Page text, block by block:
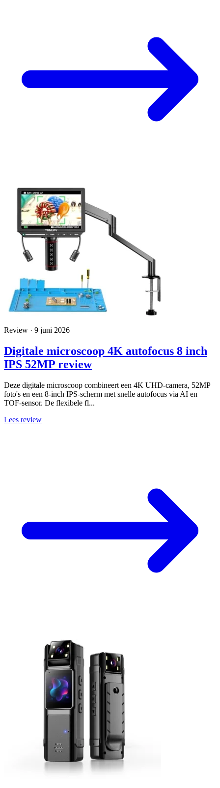
Review · 9 juni 2026
Digitale microscoop 4K autofocus 8 inch
IPS 52MP review
Deze digitale microscoop combineert een 4K UHD-camera, 52MP
foto's en een 8-inch IPS-scherm met snelle autofocus via AI en
TOF-sensor. De flexibele fl...
Lees review